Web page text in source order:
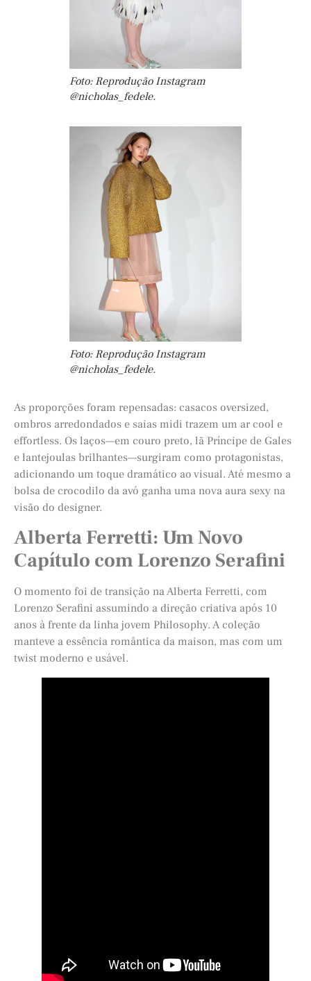
Foto: Reprodução Instagram
@nicholas_fedele.
Foto: Reprodução Instagram
@nicholas_fedele.
As proporções foram repensadas: casacos oversized,
ombros arredondados e saias midi trazem um ar cool e
effortless. Os laços—em couro preto, lã Príncipe de Gales
e lantejoulas brilhantes—surgiram como protagonistas,
adicionando um toque dramático ao visual. Até mesmo a
bolsa de crocodilo da avó ganha uma nova aura sexy na
visão do designer.
Alberta Ferretti: Um Novo
Capítulo com Lorenzo Serafini
O momento foi de transição na Alberta Ferretti, com
Lorenzo Serafini assumindo a direção criativa após 10
anos à frente da linha jovem Philosophy. A coleção
manteve a essência romântica da maison, mas com um
twist moderno e usável.